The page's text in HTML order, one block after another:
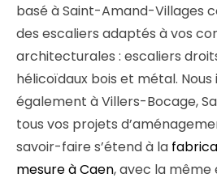
basé à Saint-Amand-Villages
des escaliers adaptés à vos
architecturales : escaliers
hélicoïdaux bois et métal.
également à Villers-Bocage,
tous vos projets
savoir-faire s’étend à la
mesure à Caen, avec la même